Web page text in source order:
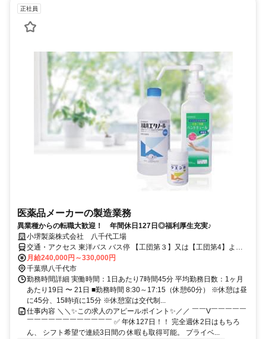
正社員
医薬品メーカーの製造業務
異業種からの転職大歓迎！ 年間休日127日◎福利厚生充実♪
小堺製薬株式会社 八千代工場
交通・アクセス 東洋バス バス停 【工団第３】又は【工団第4】より
徒歩3分
月給240,000円～330,000円
千葉県八千代市
勤務時間詳細 実働時間：1日あたり7時間45分 平均勤務日数：1ヶ月
あたり19日 〜 21日 ■勤務時間 8:30～17:15（休憩60分） ※休憩は昼
に45分、15時頃に15分 ※休憩室は交代制...
仕事内容 ＼＼✨この求人のアピールポイント✨／／ ￣￣V￣￣￣￣￣
￣￣￣￣￣￣￣￣￣￣￣￣ ✅ 年休127日！！ 完全週休2日はもちろ
ん、 シフト希望で連続3日間の 休暇も取得可能。 プライベ...